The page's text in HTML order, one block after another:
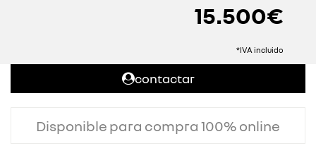
15.500€
*IVA incluido
contactar
Disponible para compra 100% online